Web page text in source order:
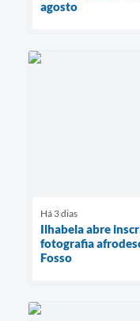
agosto
Há 3 dias
Ilhabela abre
fotografia
Fosso